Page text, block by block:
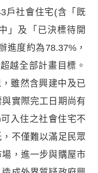
戶社會住宅(含「既
」及「已決標待開
進度約為78.37%，
越全部計畫目標。
雖然含興建中及已
實際完工日期尚有
入住之社會住宅不
不僅難以滿足民眾
，進一步與購屋市